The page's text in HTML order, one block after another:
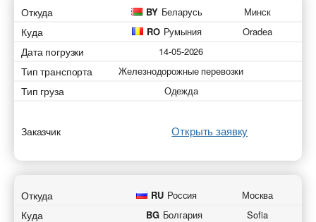
Откуда BY Беларусь Минск
Куда RO Румыния Oradea
Дата погрузки 14-05-2026
Тип транспорта Железнодорожные перевозки
Тип груза Одежда
Заказчик Открыть заявку
Откуда RU Россия Москва
Куда BG Болгария Sofia